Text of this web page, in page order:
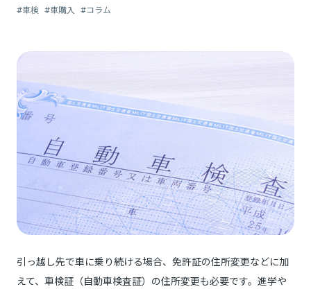
#車検 #車購入 #コラム
引っ越し先で車に乗り続ける場合、免許証の住所変更などに加
えて、車検証（自動車検査証）の住所変更も必要です。進学や